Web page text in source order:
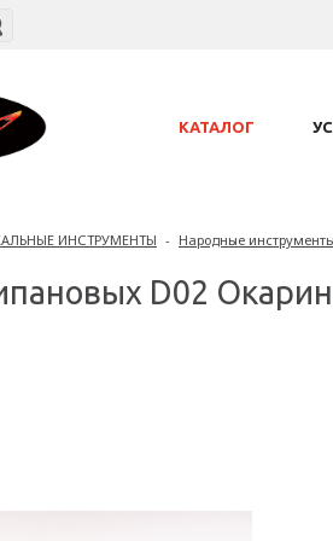
КАТАЛОГ
ИНСТРУМЕНТЫ - Народные инструменты
D02